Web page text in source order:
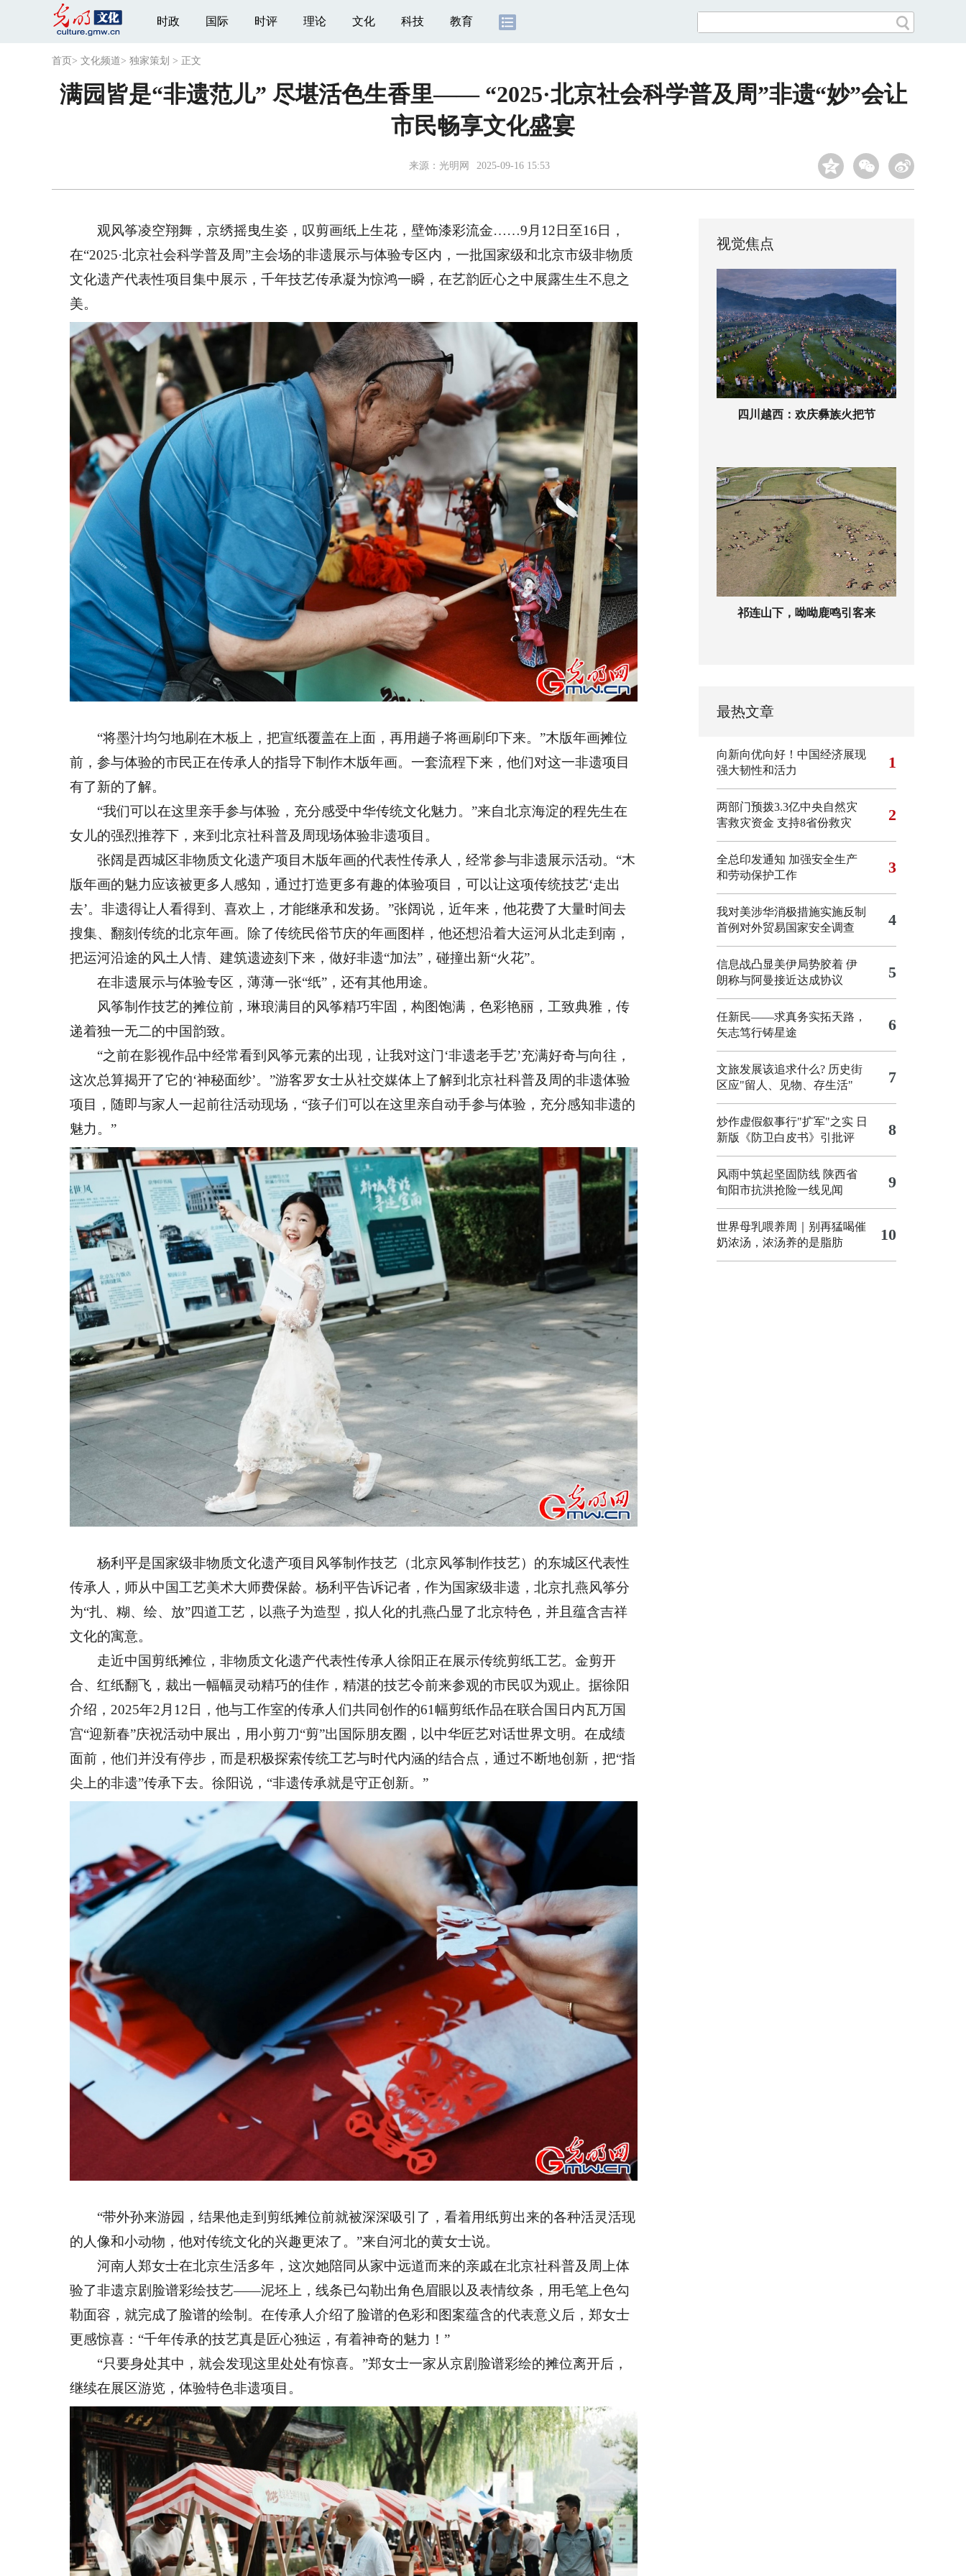
时政 国际 时评 理论 文化 科技 教育
首页 > 文化频道> 独家策划 > 正文
满园皆是“非遗范儿” 尽堪活色生香里—— “2025·北京社会科学普及周”非遗“妙”会让
市民畅享文化盛宴
来源： 光明网 2025-09-16 15:53
观风筝凌空翔舞，京绣摇曳生姿，叹剪画纸上生花，壁饰漆彩流金……9月12日至16日，
在“2025·北京社会科学普及周”主会场的非遗展示与体验专区内，一批国家级和北京市级非物质
文化遗产代表性项目集中展示，千年技艺传承凝为惊鸿一瞬，在艺韵匠心之中展露生生不息之
美。
“将墨汁均匀地刷在木板上，把宣纸覆盖在上面，再用趟子将画刷印下来。”木版年画摊位
前，参与体验的市民正在传承人的指导下制作木版年画。一套流程下来，他们对这一非遗项目
有了新的了解。
“我们可以在这里亲手参与体验，充分感受中华传统文化魅力。”来自北京海淀的程先生在
女儿的强烈推荐下，来到北京社科普及周现场体验非遗项目。
张阔是西城区非物质文化遗产项目木版年画的代表性传承人，经常参与非遗展示活动。“木
版年画的魅力应该被更多人感知，通过打造更多有趣的体验项目，可以让这项传统技艺‘走出
去’。非遗得让人看得到、喜欢上，才能继承和发扬。”张阔说，近年来，他花费了大量时间去
搜集、翻刻传统的北京年画。除了传统民俗节庆的年画图样，他还想沿着大运河从北走到南，
把运河沿途的风土人情、建筑遗迹刻下来，做好非遗“加法”，碰撞出新“火花”。
在非遗展示与体验专区，薄薄一张“纸”，还有其他用途。
风筝制作技艺的摊位前，琳琅满目的风筝精巧牢固，构图饱满，色彩艳丽，工致典雅，传
递着独一无二的中国韵致。
“之前在影视作品中经常看到风筝元素的出现，让我对这门‘非遗老手艺’充满好奇与向往，
这次总算揭开了它的‘神秘面纱’。”游客罗女士从社交媒体上了解到北京社科普及周的非遗体验
项目，随即与家人一起前往活动现场，“孩子们可以在这里亲自动手参与体验，充分感知非遗的
魅力。”
杨利平是国家级非物质文化遗产项目风筝制作技艺（北京风筝制作技艺）的东城区代表性
传承人，师从中国工艺美术大师费保龄。杨利平告诉记者，作为国家级非遗，北京扎燕风筝分
为“扎、糊、绘、放”四道工艺，以燕子为造型，拟人化的扎燕凸显了北京特色，并且蕴含吉祥
文化的寓意。
走近中国剪纸摊位，非物质文化遗产代表性传承人徐阳正在展示传统剪纸工艺。金剪开
合、红纸翻飞，裁出一幅幅灵动精巧的佳作，精湛的技艺令前来参观的市民叹为观止。据徐阳
介绍，2025年2月12日，他与工作室的传承人们共同创作的61幅剪纸作品在联合国日内瓦万国
宫“迎新春”庆祝活动中展出，用小剪刀“剪”出国际朋友圈，以中华匠艺对话世界文明。在成绩
面前，他们并没有停步，而是积极探索传统工艺与时代内涵的结合点，通过不断地创新，把“指
尖上的非遗”传承下去。徐阳说，“非遗传承就是守正创新。”
“带外孙来游园，结果他走到剪纸摊位前就被深深吸引了，看着用纸剪出来的各种活灵活现
的人像和小动物，他对传统文化的兴趣更浓了。”来自河北的黄女士说。
河南人郑女士在北京生活多年，这次她陪同从家中远道而来的亲戚在北京社科普及周上体
验了非遗京剧脸谱彩绘技艺——泥坯上，线条已勾勒出角色眉眼以及表情纹条，用毛笔上色勾
勒面容，就完成了脸谱的绘制。在传承人介绍了脸谱的色彩和图案蕴含的代表意义后，郑女士
更感惊喜：“千年传承的技艺真是匠心独运，有着神奇的魅力！”
“只要身处其中，就会发现这里处处有惊喜。”郑女士一家从京剧脸谱彩绘的摊位离开后，
继续在展区游览，体验特色非遗项目。
视觉焦点
四川越西：欢庆彝族火把节
祁连山下，呦呦鹿鸣引客来
最热文章
向新向优向好！中国经济展现
强大韧性和活力
1
两部门预拨3.3亿中央自然灾
害救灾资金 支持8省份救灾
2
全总印发通知 加强安全生产
和劳动保护工作
3
我对美涉华消极措施实施反制
首例对外贸易国家安全调查
4
信息战凸显美伊局势胶着 伊
朗称与阿曼接近达成协议
5
任新民——求真务实拓天路，
矢志笃行铸星途
6
文旅发展该追求什么? 历史街
区应"留人、见物、存生活"
7
炒作虚假叙事行"扩军"之实 日
新版《防卫白皮书》引批评
8
风雨中筑起坚固防线 陕西省
旬阳市抗洪抢险一线见闻
9
世界母乳喂养周｜别再猛喝催
奶浓汤，浓汤养的是脂肪
10